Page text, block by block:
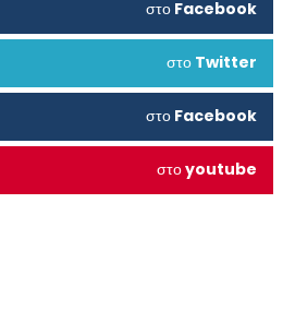
στο Facebook
στο Twitter
στο Facebook
στοyoutube